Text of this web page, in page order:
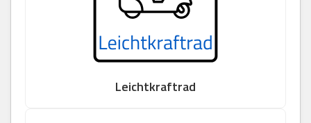
Leichtkraftrad